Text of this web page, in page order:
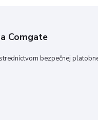
Comgate
bezpečnej